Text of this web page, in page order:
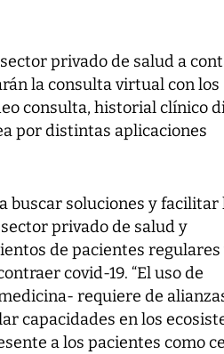
privado de salud a
la consulta virtual con los
consulta, historial clínico
por distintas aplicaciones
buscar soluciones y facilitar
privado de salud y
de pacientes regulares
covid-19. “El uso de
requiere de
capacidades en los
a los pacientes como